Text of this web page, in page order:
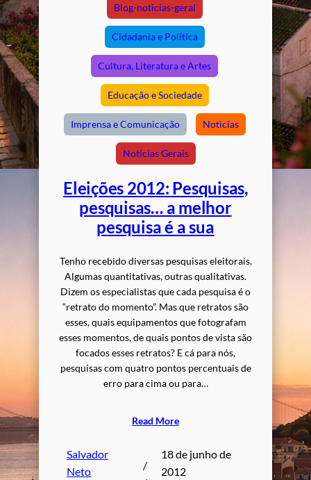
Blog-noticias-geral
Cidadania e Política
Cultura, Literatura e Artes
Educação e Sociedade
Imprensa e Comunicação Noticias
Notícias Gerais
Eleições 2012: Pesquisas,
pesquisas… a melhor
pesquisa é a sua
Tenho recebido diversas pesquisas eleitorais.
Algumas quantitativas, outras qualitativas.
Dizem os especialistas que cada pesquisa é o
“retrato do momento”. Mas que retratos são
esses, quais equipamentos que fotografam
esses momentos, de quais pontos de vista são
focados esses retratos? E cá para nós,
pesquisas com quatro pontos percentuais de
erro para cima ou para…
Read More
Salvador
Neto
/
18 de junho de
2012